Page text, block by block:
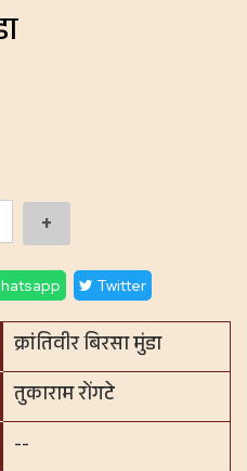
Twitter
क्रांतिवीर बिरसा मुंडा
तुकाराम रोंगटे
--